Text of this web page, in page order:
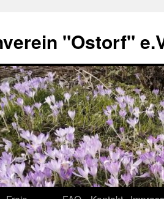
"Ostorf"